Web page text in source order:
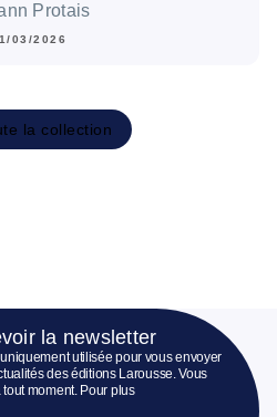
Protais
03/2026
la collection
la newsletter
utilisée pour vous envoyer
des éditions Larousse. Vous
moment. Pour plus